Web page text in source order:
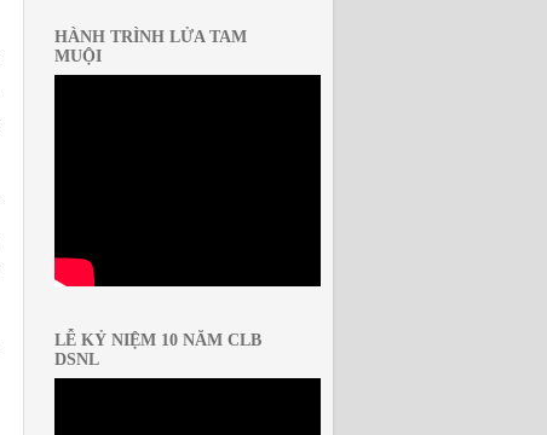
HÀNH TRÌNH LỬA TAM
MUỘI
LỄ KỶ NIỆM 10 NĂM CLB
DSNL